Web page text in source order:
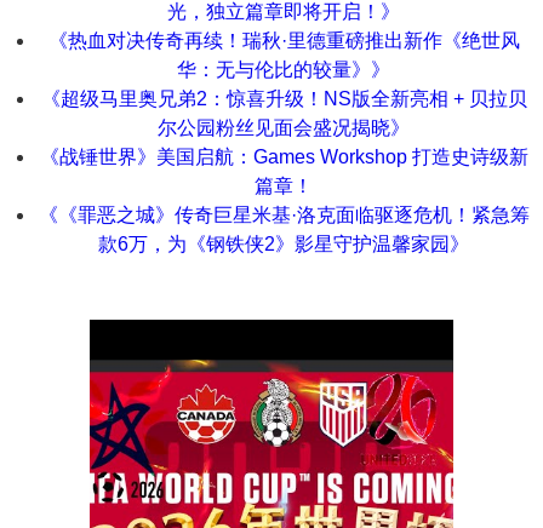
光，独立篇章即将开启！》
《热血对决传奇再续！瑞秋·里德重磅推出新作《绝世风
华：无与伦比的较量》》
《超级马里奥兄弟2：惊喜升级！NS版全新亮相 + 贝拉贝
尔公园粉丝见面会盛况揭晓》
《战锤世界》美国启航：Games Workshop 打造史诗级新
篇章！
《《罪恶之城》传奇巨星米基·洛克面临驱逐危机！紧急筹
款6万，为《钢铁侠2》影星守护温馨家园》